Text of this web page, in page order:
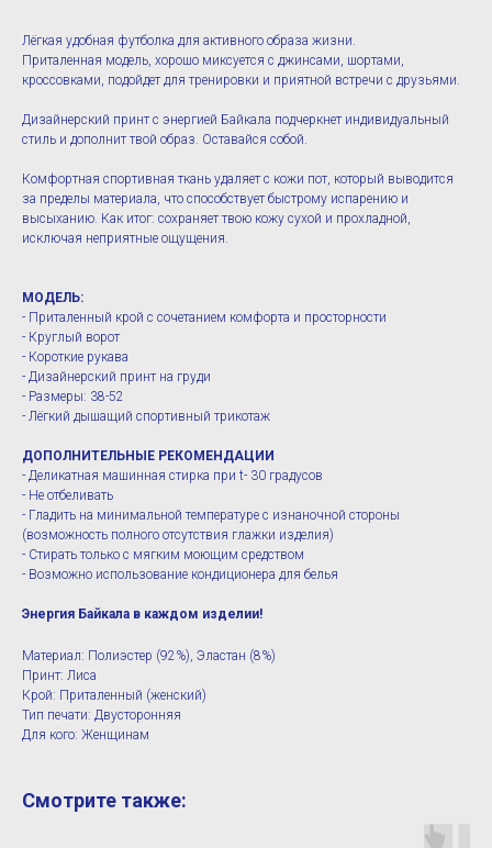
Лёгкая удобная футболка для активного образа жизни.
Приталенная модель, хорошо миксуется с джинсами, шортами,
кроссовками, подойдет для тренировки и приятной встречи с друзьями.
Дизайнерский принт с энергией Байкала подчеркнет индивидуальный
стиль и дополнит твой образ. Оставайся собой.
Комфортная спортивная ткань удаляет с кожи пот, который выводится
за пределы материала, что способствует быстрому испарению и
высыханию. Как итог: сохраняет твою кожу сухой и прохладной,
исключая неприятные ощущения.
МОДЕЛЬ:
- Приталенный крой с сочетанием комфорта и просторности
- Круглый ворот
- Короткие рукава
- Дизайнерский принт на груди
- Размеры: 38-52
- Лёгкий дышащий спортивный трикотаж
ДОПОЛНИТЕЛЬНЫЕ РЕКОМЕНДАЦИИ
- Деликатная машинная стирка при t- 30 градусов
- Не отбеливать
- Гладить на минимальной температуре с изнаночной стороны
(возможность полного отсутствия глажки изделия)
- Стирать только с мягким моющим средством
- Возможно использование кондиционера для белья
Энергия Байкала в каждом изделии!
Материал: Полиэстер (92%), Эластан (8%)
Принт: Лиса
Крой: Приталенный (женский)
Тип печати: Двусторонняя
Для кого: Женщинам
Смотрите также: